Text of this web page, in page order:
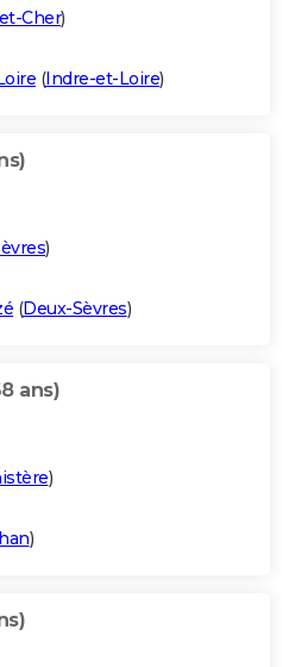
Cher)
(Indre-et-Loire)
)
(Deux-Sèvres)
ans)
)
)